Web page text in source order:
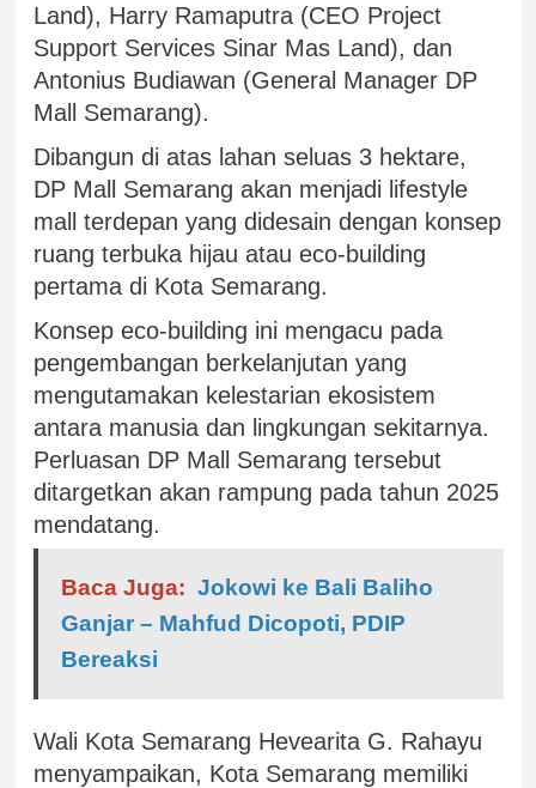
Land), Harry Ramaputra (CEO Project
Support Services Sinar Mas Land), dan
Antonius Budiawan (General Manager DP
Mall Semarang).
Dibangun di atas lahan seluas 3 hektare,
DP Mall Semarang akan menjadi lifestyle
mall terdepan yang didesain dengan konsep
ruang terbuka hijau atau eco-building
pertama di Kota Semarang.
Konsep eco-building ini mengacu pada
pengembangan berkelanjutan yang
mengutamakan kelestarian ekosistem
antara manusia dan lingkungan sekitarnya.
Perluasan DP Mall Semarang tersebut
ditargetkan akan rampung pada tahun 2025
mendatang.
Baca Juga: Jokowi ke Bali Baliho
Ganjar – Mahfud Dicopoti, PDIP
Bereaksi
Wali Kota Semarang Hevearita G. Rahayu
menyampaikan, Kota Semarang memiliki